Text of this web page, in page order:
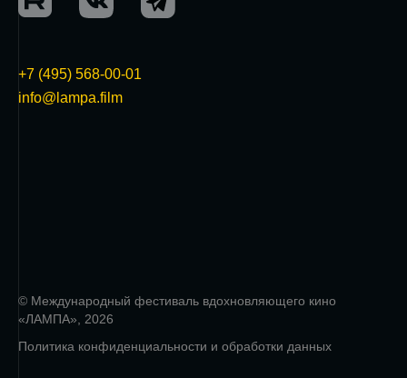
+7 (495) 568-00-01
info@lampa.film
© Международный фестиваль вдохновляющего кино
«ЛАМПА», 2026
Политика конфиденциальности и обработки данных